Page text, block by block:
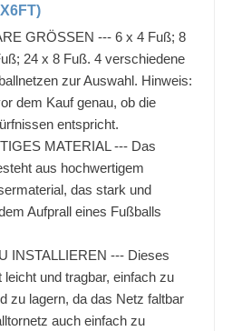
GRÖSSEN --- 6 x 4 Fuß; 8
24 x 8 Fuß. 4 verschiedene
zur Auswahl. Hinweis:
dem Kauf genau, ob die
entspricht.
MATERIAL --- Das
aus hochwertigem
das stark und
Aufprall eines Fußballs
INSTALLIEREN --- Dieses
leicht und tragbar, einfach zu
zu lagern, da das Netz faltbar
auch einfach zu